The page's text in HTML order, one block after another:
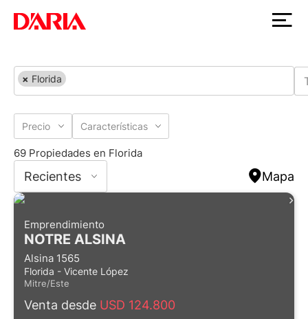
× Florida
Precio Características
69 Propiedades en Florida
Recientes Mapa
Emprendimiento
NOTRE ALSINA
Alsina 1565
Florida - Vicente López
Mitre/Este
Venta desde USD 124.800